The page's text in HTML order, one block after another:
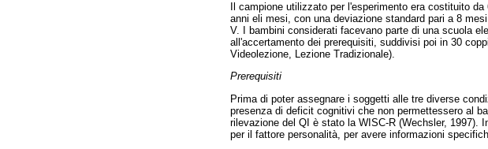
Il campione utilizzato per l'esperimento era costituito
anni eli mesi, con una deviazione standard pari a 8
V. I bambini considerati facevano parte di una scuola
all'accertamento dei prerequisiti, suddivisi poi in 30
Videolezione, Lezione Tradizionale).
Prerequisiti
Prima di poter assegnare i soggetti alle tre diverse
presenza di deficit cognitivi che non permettessero al
rilevazione del QI è stato la WISC-R (Wechsler, 1997).
per il fattore personalità, per avere informazioni